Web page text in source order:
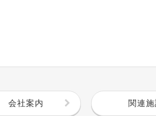
会社案内 関連施